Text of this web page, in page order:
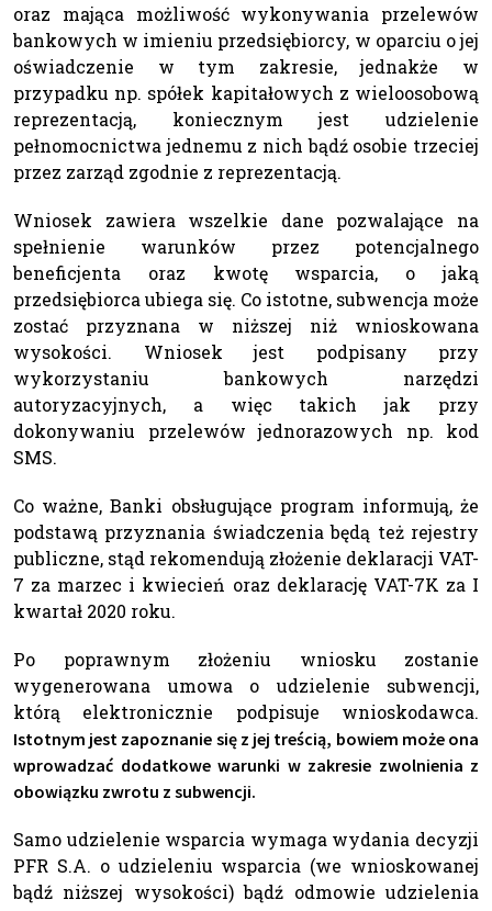
oraz mająca możliwość wykonywania przelewów
bankowych w imieniu przedsiębiorcy, w oparciu o jej
oświadczenie w tym zakresie, jednakże w
przypadku np. spółek kapitałowych z wieloosobową
reprezentacją, koniecznym jest udzielenie
pełnomocnictwa jednemu z nich bądź osobie trzeciej
przez zarząd zgodnie z reprezentacją.
Wniosek zawiera wszelkie dane pozwalające na
spełnienie warunków przez potencjalnego
beneficjenta oraz kwotę wsparcia, o jaką
przedsiębiorca ubiega się. Co istotne, subwencja może
zostać przyznana w niższej niż wnioskowana
wysokości. Wniosek jest podpisany przy
wykorzystaniu bankowych narzędzi
autoryzacyjnych, a więc takich jak przy
dokonywaniu przelewów jednorazowych np. kod
SMS.
Co ważne, Banki obsługujące program informują, że
podstawą przyznania świadczenia będą też rejestry
publiczne, stąd rekomendują złożenie deklaracji VAT-
7 za marzec i kwiecień oraz deklarację VAT-7K za I
kwartał 2020 roku.
Po poprawnym złożeniu wniosku zostanie
wygenerowana umowa o udzielenie subwencji,
którą elektronicznie podpisuje wnioskodawca.
Istotnym jest zapoznanie się z jej treścią, bowiem może ona
wprowadzać dodatkowe warunki w zakresie zwolnienia z
obowiązku zwrotu z subwencji.
Samo udzielenie wsparcia wymaga wydania decyzji
PFR S.A. o udzieleniu wsparcia (we wnioskowanej
bądź niższej wysokości) bądź odmowie udzielenia